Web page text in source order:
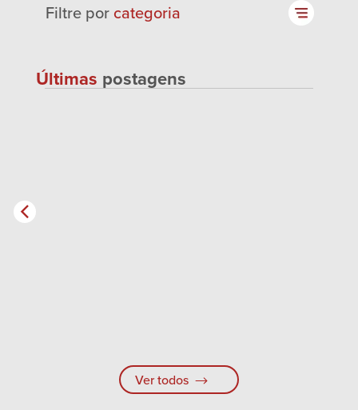
Filtre por categoria
Últimas postagens
Ver todos